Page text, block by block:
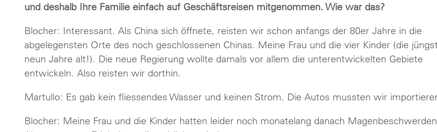
und deshalb Ihre Familie einfach auf Geschäftsreisen mitgenommen. Wie war das?
Blocher: Interessant. Als China sich öffnete, reisten wir schon anfangs der 80er Jahre in die
abgelegensten Orte des noch geschlossenen Chinas. Meine Frau und die vier Kinder (die
neun Jahre alt!). Die neue Regierung wollte damals vor allem die unterentwickelten Gebiete
entwickeln. Also reisten wir dorthin.
Martullo: Es gab kein fliessendes Wasser und keinen Strom. Die Autos mussten wir
Blocher: Meine Frau und die Kinder hatten leider noch monatelang danach